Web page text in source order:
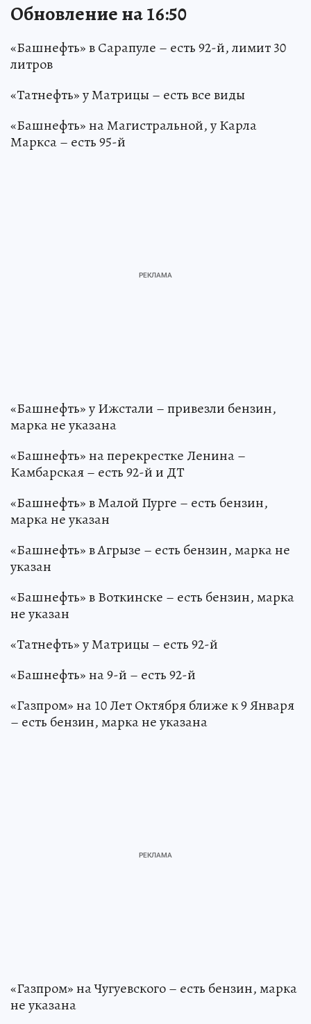
Обновление на 16:50
«Башнефть» в Сарапуле – есть 92-й, лимит 30
литров
«Татнефть» у Матрицы – есть все виды
«Башнефть» на Магистральной, у Карла
Маркса – есть 95-й
«Башнефть» у Ижстали – привезли бензин,
марка не указана
«Башнефть» на перекрестке Ленина –
Камбарская – есть 92-й и ДТ
«Башнефть» в Малой Пурге – есть бензин,
марка не указан
«Башнефть» в Агрызе – есть бензин, марка не
указан
«Башнефть» в Воткинске – есть бензин, марка
не указан
«Татнефть» у Матрицы – есть 92-й
«Башнефть» на 9-й – есть 92-й
«Газпром» на 10 Лет Октября ближе к 9 Января
– есть бензин, марка не указана
«Газпром» на Чугуевского – есть бензин, марка
не указана